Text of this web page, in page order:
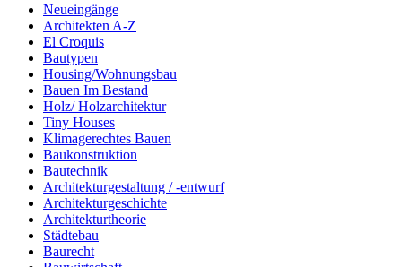
Neueingänge
Architekten A-Z
El Croquis
Bautypen
Housing/Wohnungsbau
Bauen Im Bestand
Holz/ Holzarchitektur
Tiny Houses
Klimagerechtes Bauen
Baukonstruktion
Bautechnik
Architekturgestaltung / -entwurf
Architekturgeschichte
Architekturtheorie
Städtebau
Baurecht